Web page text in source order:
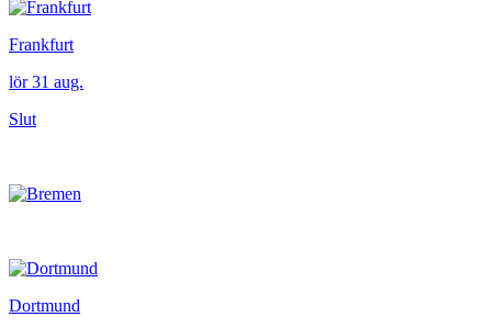
Frankfurt
lör 31 aug.
Slut
Dortmund